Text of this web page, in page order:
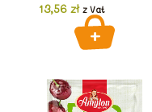
13,56 zł z Vat